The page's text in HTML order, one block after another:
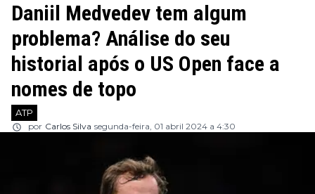
Daniil Medvedev tem algum
problema? Análise do seu
historial após o US Open face a
nomes de topo
ATP
por Carlos Silva segunda-feira, 01 abril 2024 a 4:30